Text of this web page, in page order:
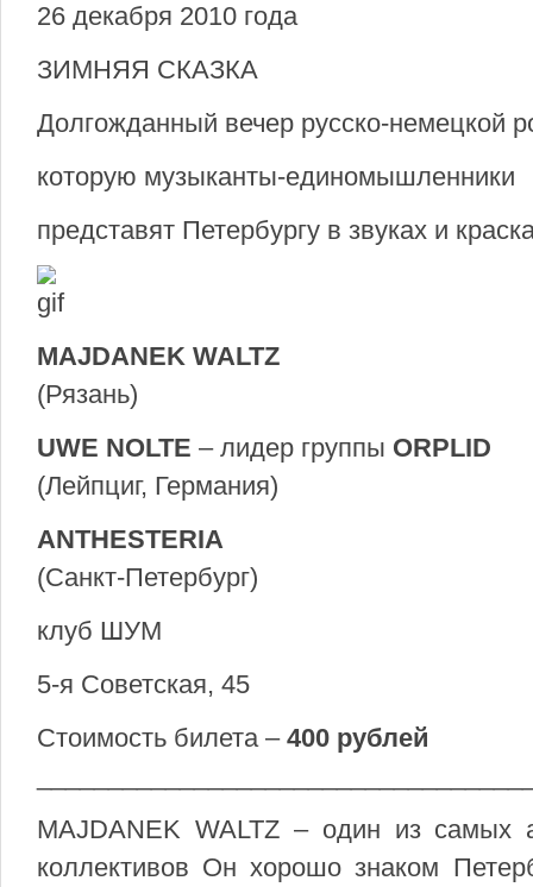
26 декабря 2010 года
ЗИМНЯЯ СКАЗКА
Долгожданный вечер русско-немецкой
которую музыканты-единомышленники
представят Петербургу в звуках и
MAJDANEK WALTZ
(Рязань)
UWE NOLTE – лидер группы ORPLID
(Лейпциг, Германия)
ANTHESTERIA
(Санкт-Петербург)
клуб ШУМ
5-я Советская, 45
Стоимость билета – 400 рублей
MAJDANEK WALTZ – один из самых
коллективов Он хорошо знаком